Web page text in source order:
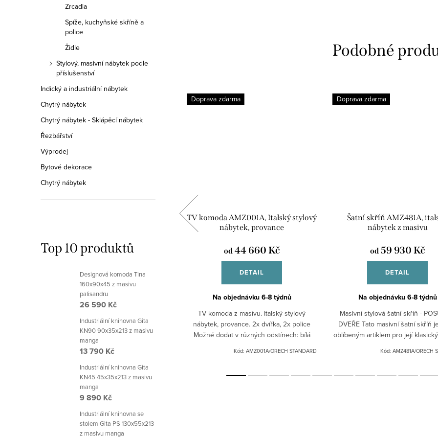
Zrcadla
Spíže, kuchyňské skříně a
police
Židle
Stylový, masivní nábytek podle
příslušenství
Indický a industriální nábytek
Chytrý nábytek
Chytrý nábytek - Sklápěcí nábytek
Řezbářství
Výprodej
Bytové dekorace
Chytrý nábytek
Top 10 produktů
Designová komoda Tina
160x90x45 z masivu
palisandru
26 590 Kč
Industriální knihovna Gita
KN90 90x35x213 z masivu
manga
13 790 Kč
Industriální knihovna Gita
KN45 45x35x213 z masivu
manga
9 890 Kč
Industriální knihovna se
stolem Gita PS 130x55x213
z masivu manga
od43 080 Kč
DETAIL
Na objednávku 6-8 týdnů
sedmikráska.2x dvířka.Vyrobeno z
masívu.Možné dodat v různých odstínech:
bílá patina, černá patina, ořech.Pro jiná
barevná provedení nás...
Kód:AMZ2178A/ORECH STANDARD
Doprava zdarma
TV komoda AMZ001A, Italský stylový
nábytek, provance
od 44 660 Kč
DETAIL
Na objednávku 6-8 týdnů
TV komoda z masívu. Italský stylový
nábytek, provance. 2x dvířka, 2x police
Možné dodat v různých odstínech: bílá
provedení nás...
Kód: AMZ001A/ORECH STANDARD
Doprava zdarma
Šatní skříň AMZ481A,
nábytek z masivu
od 59 930 Kč
DETAIL
Na objednávku 6-8 týdnů
Masivní stylová šatní skříň -
DVEŘE Tato masivní šatní skříň
oblíbeným artiklem pro její
kvalitu,...
Kód: AMZ481A/ORECH